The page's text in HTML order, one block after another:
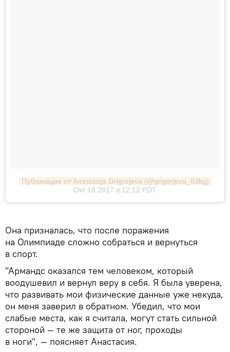
Публикация от Anastasija Grigorjeva (@grigorjeva_63kg)
Окт 18 2017 в 12:12 PDT
Она призналась, что после поражения
на Олимпиаде сложно собраться и вернуться
в спорт.
"Армандс оказался тем человеком, который
воодушевил и вернул веру в себя. Я была уверена,
что развивать мои физические данные уже некуда,
он меня заверил в обратном. Убедил, что мои
слабые места, как я считала, могут стать сильной
стороной — те же защита от ног, проходы
в ноги", — поясняет Анастасия.